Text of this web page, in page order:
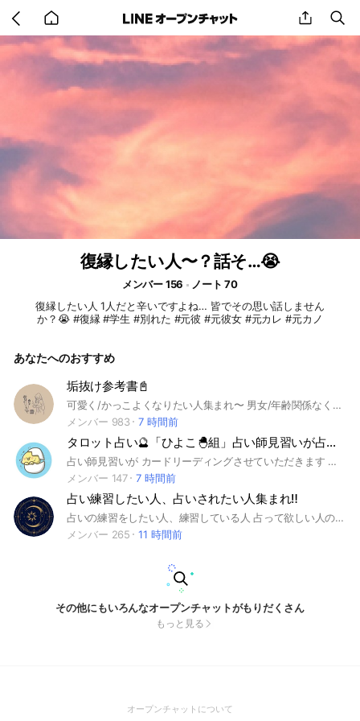
back
to
home
share
復縁したい人〜？話そ…😭
メンバー 156
ノート 70
復縁したい人 1人だと辛いですよね… 皆でその思い話しません
か？😭 #復縁 #学生 #別れた #元彼 #元彼女 #元カレ #元カノ
あなたへのおすすめ
垢抜け参考書📓
可愛く/かっこよくなりたい人集まれ〜 男女/年齢関係なく気軽に入ってね♡ 即抜け❌((宣伝して抜けるとかありえないかんね？ 荒らし・下ネタ❌((強制退会・通報しちゃうぞ(ˊᗜˋ) 垢抜けとメチャクチャ関係ない話はやだよ。もし、辞めなかったら他の人の迷惑になるんですぐ蹴ります。 それと～、垢抜け参考書だから、ノートを垢抜けするための参考書のような形で作っていって欲しいなとおもいます(*^^*)自己紹介控えて欲しいです。 ※少し通知多め♡ んじゃ、中で待ってますんで、早く入ってちょうだい(っ˙˘˙)っ #垢抜け#男女兼用#可愛くなりたい#かっこよくなりたい#ファッション#メイク#髪型#ダイエット#スタイル#モテたい#オススメ
メンバー 983
7 時間前
タロット占い🔮「ひよこ🐣組」占い師見習いが占います
占い師見習いが カードリーディングさせていただきます 占い師として デビューするために 練習させていただくお部屋になります カードリーディングの 修行中になりますので 相談内容により 使うカードや スプレッド(カード配置)も それぞれ異なりますので 占い結果が 当てはまる当てはまらない場合もありますが 占い師として デビューするために 練習させていただくお部屋になります 占い後 結果がどうだったか？ ひとこといただければ ありがたいです😊 まだ見習いのため 誹謗中傷やクレームなどは お断りしてますので ご了承を よろしくお願いいたします お部屋を退出される場合は 「退出します」と ひとことくださいませね🤗 #占い #リーディング #タロットカード #ルノルマンカード #オラクルカード #見習い中占い師 よろしくお願いしますm(_ _)m 代表 ☆yaya☆
メンバー 147
7 時間前
占い練習したい人、占いされたい人集まれ‼️
占いの練習をしたい人、練習している人 占って欲しい人のための専用オプチャです。 占いに興味のある方、今から始めたい方、 ただ見たい方、聞きたい方も全然OK♬*。 チャット鑑定だけじゃなく 定期的なライブトーク鑑定も！ ノート投稿から最短その日！ 最長でも3日程度で結果が出るルール 実はプロの方も沢山いらっしゃいます♡ 有料なら即対応も可！ お気軽にご参加ください⸜(*´꒳`*)⸝ #タロット #タロットカード #オラクル #オラクルカード #ルノルマン #ルノルマンカード #鑑定 #練習 #悩み #相談 #西洋占星術 #四柱推命 #インド占星術 #霊視 #有料 #プロ #アマ #アマチュア #占い #無料 #当たる #時期
メンバー 265
11 時間前
その他にもいろんなオープンチャットがもりだくさん
もっと見る
オープンチャットについて